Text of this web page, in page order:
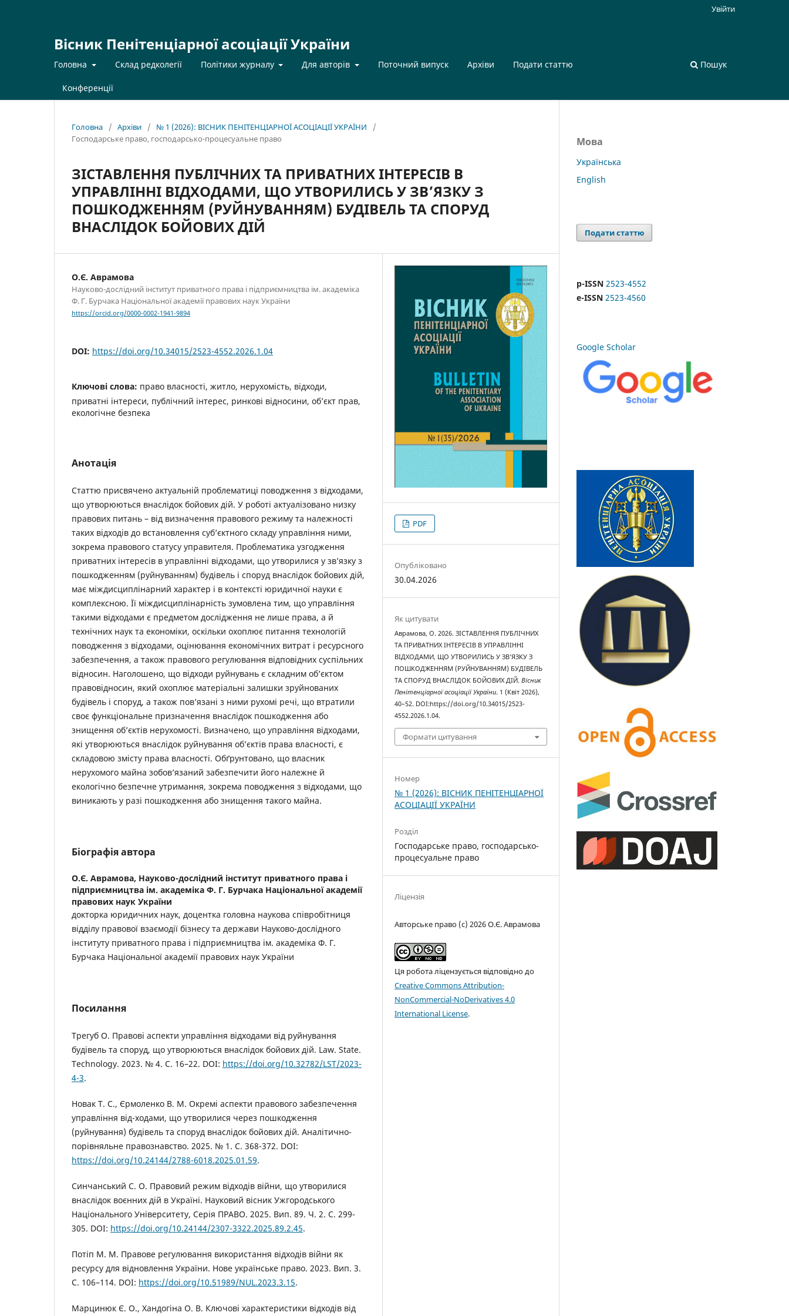
Вісник Пенітенціарної асоціації України
Головна Склад редколегії Політики журналу Для авторів Поточний випуск Архіви Подати статтю
Конференції
Пошук
Увійти
Головна / Архіви / № 1 (2026): ВІСНИК ПЕНІТЕНЦІАРНОЇ АСОЦІАЦІЇ УКРАЇНИ
/
Господарське право, господарсько-процесуальне право
ЗІСТАВЛЕННЯ ПУБЛІЧНИХ ТА ПРИВАТНИХ ІНТЕРЕСІВ В
УПРАВЛІННІ ВІДХОДАМИ, ЩО УТВОРИЛИСЬ У ЗВ’ЯЗКУ З
ПОШКОДЖЕННЯМ (РУЙНУВАННЯМ) БУДІВЕЛЬ ТА СПОРУД
ВНАСЛІДОК БОЙОВИХ ДІЙ
О.Є. Аврамова
Науково-дослідний інститут приватного права і підприємництва ім. академіка
Ф. Г. Бурчака Національної академії правових наук України
https://orcid.org/0000-0002-1941-9894
DOI: https://doi.org/10.34015/2523-4552.2026.1.04
Ключові слова: право власності, житло, нерухомість, відходи,
приватні інтереси, публічний інтерес, ринкові відносини, об’єкт прав,
екологічне безпека
Анотація
Статтю присвячено актуальній проблематиці поводження з відходами,
що утворюються внаслідок бойових дій. У роботі актуалізовано низку
правових питань – від визначення правового режиму та належності
таких відходів до встановлення суб’єктного складу управління ними,
зокрема правового статусу управителя. Проблематика узгодження
приватних інтересів в управлінні відходами, що утворилися у зв’язку з
пошкодженням (руйнуванням) будівель і споруд внаслідок бойових дій,
має міждисциплінарний характер і в контексті юридичної науки є
комплексною. Її міждисциплінарність зумовлена тим, що управління
такими відходами є предметом дослідження не лише права, а й
технічних наук та економіки, оскільки охоплює питання технологій
поводження з відходами, оцінювання економічних витрат і ресурсного
забезпечення, а також правового регулювання відповідних суспільних
відносин. Наголошено, що відходи руйнувань є складним об’єктом
правовідносин, який охоплює матеріальні залишки зруйнованих
будівель і споруд, а також пов’язані з ними рухомі речі, що втратили
своє функціональне призначення внаслідок пошкодження або
знищення об’єктів нерухомості. Визначено, що управління відходами,
які утворюються внаслідок руйнування об’єктів права власності, є
складовою змісту права власності. Обґрунтовано, що власник
нерухомого майна зобов’язаний забезпечити його належне й
екологічно безпечне утримання, зокрема поводження з відходами, що
виникають у разі пошкодження або знищення такого майна.
Біографія автора
О.Є. Аврамова, Науково-дослідний інститут приватного права і
підприємництва ім. академіка Ф. Г. Бурчака Національної академії
правових наук України
докторка юридичних наук, доцентка головна наукова співробітниця
відділу правової взаємодії бізнесу та держави Науково-дослідного
інституту приватного права і підприємництва ім. академіка Ф. Г.
Бурчака Національної академії правових наук України
Посилання
Трегуб О. Правові аспекти управління відходами від руйнування
будівель та споруд, що утворюються внаслідок бойових дій. Law. State.
Technology. 2023. № 4. С. 16–22. DOI: https://doi.org/10.32782/LST/2023-
4-3.
Новак Т. С., Єрмоленко В. М. Окремі аспекти правового забезпечення
управління від-ходами, що утворилися через пошкодження
(руйнування) будівель та споруд внаслідок бойових дій. Аналітично-
порівняльне правознавство. 2025. № 1. С. 368-372. DOI:
https://doi.org/10.24144/2788-6018.2025.01.59.
Синчанський С. О. Правовий режим відходів війни, що утворилися
внаслідок воєнних дій в Україні. Науковий вісник Ужгородського
Національного Університету, Серія ПРАВО. 2025. Вип. 89. Ч. 2. С. 299-
305. DOI: https://doi.org/10.24144/2307-3322.2025.89.2.45.
Потіп М. М. Правове регулювання використання відходів війни як
ресурсу для відновлення України. Нове українське право. 2023. Вип. 3.
С. 106–114. DOI: https://doi.org/10.51989/NUL.2023.3.15.
Марцинюк Є. О., Хандогіна О. В. Ключові характеристики відходів від
PDF
Опубліковано
30.04.2026
Як цитувати
Аврамова, О. 2026. ЗІСТАВЛЕННЯ ПУБЛІЧНИХ
ТА ПРИВАТНИХ ІНТЕРЕСІВ В УПРАВЛІННІ
ВІДХОДАМИ, ЩО УТВОРИЛИСЬ У ЗВ’ЯЗКУ З
ПОШКОДЖЕННЯМ (РУЙНУВАННЯМ) БУДІВЕЛЬ
ТА СПОРУД ВНАСЛІДОК БОЙОВИХ ДІЙ.Вісник
Пенітенціарної асоціації України. 1 (Квіт 2026),
40–52. DOI:https://doi.org/10.34015/2523-
4552.2026.1.04.
Формати цитування
Номер
№ 1 (2026): ВІСНИК ПЕНІТЕНЦІАРНОЇ
АСОЦІАЦІЇ УКРАЇНИ
Розділ
Господарське право, господарсько-
процесуальне право
Ліцензія
Авторське право (c) 2026 О.Є. Аврамова
Ця робота ліцензується відповідно до
Creative Commons Attribution-
NonCommercial-NoDerivatives 4.0
International License.
Мова
Українська
English
Подати статтю
p-ISSN 2523-4552
e-ISSN 2523-4560
Google Scholar